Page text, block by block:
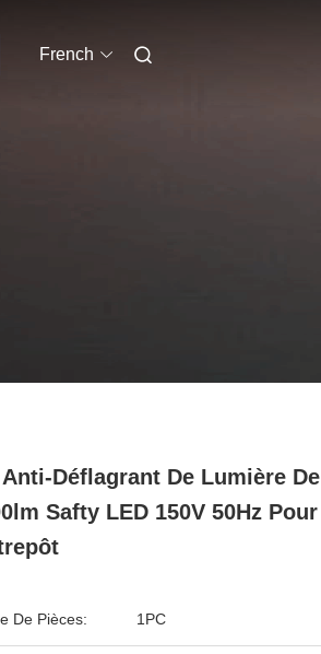
French
Déflagrant De Lumière
Safty LED 150V 50Hz Pour
De Pièces: 1PC